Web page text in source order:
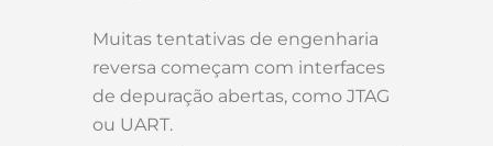
Muitas tentativas de engenharia
reversa começam com interfaces
de depuração abertas, como JTAG
ou UART.